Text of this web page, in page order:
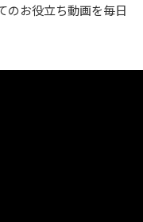
のお役立ち動画を毎日